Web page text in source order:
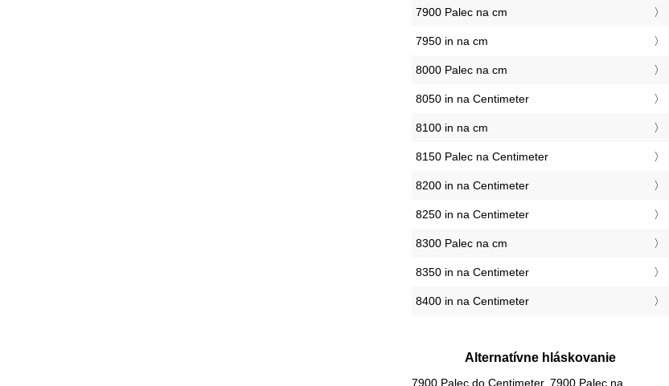
7900 Palec na cm
7950 in na cm
8000 Palec na cm
8050 in na Centimeter
8100 in na cm
8150 Palec na Centimeter
8200 in na Centimeter
8250 in na Centimeter
8300 Palec na cm
8350 in na Centimeter
8400 in na Centimeter
Alternatívne hláskovanie
7900 Palec do Centimeter, 7900 Palec na